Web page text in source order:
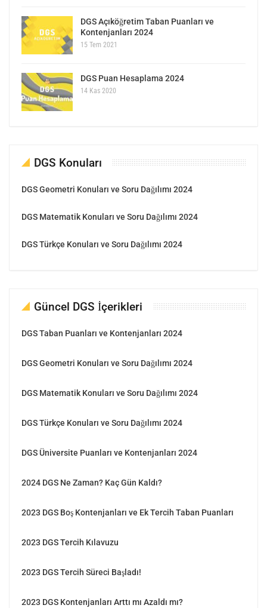
DGS Açıköğretim Taban Puanları ve
Kontenjanları 2024
15 Tem 2021
DGS Puan Hesaplama 2024
14 Kas 2020
DGS Konuları
DGS Geometri Konuları ve Soru Dağılımı 2024
DGS Matematik Konuları ve Soru Dağılımı 2024
DGS Türkçe Konuları ve Soru Dağılımı 2024
Güncel DGS İçerikleri
DGS Taban Puanları ve Kontenjanları 2024
DGS Geometri Konuları ve Soru Dağılımı 2024
DGS Matematik Konuları ve Soru Dağılımı 2024
DGS Türkçe Konuları ve Soru Dağılımı 2024
DGS Üniversite Puanları ve Kontenjanları 2024
2024 DGS Ne Zaman? Kaç Gün Kaldı?
2023 DGS Boş Kontenjanları ve Ek Tercih Taban Puanları
2023 DGS Tercih Kılavuzu
2023 DGS Tercih Süreci Başladı!
2023 DGS Kontenjanları Arttı mı Azaldı mı?